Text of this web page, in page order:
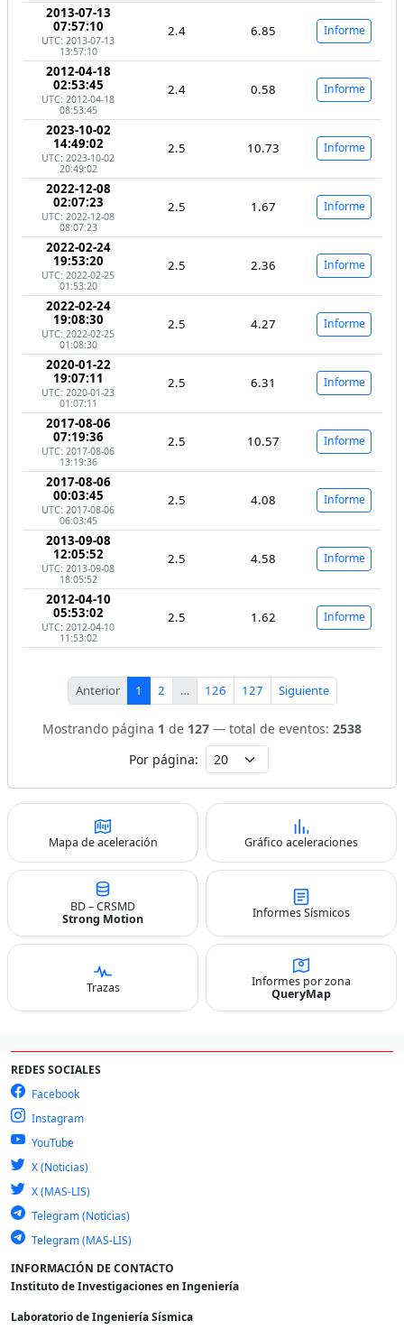
2013-07-13
07:57:10
UTC: 2013-07-13
13:57:10
2.4 6.85 Informe
2012-04-18
02:53:45
UTC: 2012-04-18
08:53:45
2.4 0.58 Informe
2023-10-02
14:49:02
UTC: 2023-10-02
20:49:02
2.5 10.73 Informe
2022-12-08
02:07:23
UTC: 2022-12-08
08:07:23
2.5 1.67 Informe
2022-02-24
19:53:20
UTC: 2022-02-25
01:53:20
2.5 2.36 Informe
2022-02-24
19:08:30
UTC: 2022-02-25
01:08:30
2.5 4.27 Informe
2020-01-22
19:07:11
UTC: 2020-01-23
01:07:11
2.5 6.31 Informe
2017-08-06
07:19:36
UTC: 2017-08-06
13:19:36
2.5 10.57 Informe
2017-08-06
00:03:45
UTC: 2017-08-06
06:03:45
2.5 4.08 Informe
2013-09-08
12:05:52
UTC: 2013-09-08
18:05:52
2.5 4.58 Informe
2012-04-10
05:53:02
UTC: 2012-04-10
11:53:02
2.5 1.62 Informe
Anterior 1 2 … 126 127 Siguiente
Mostrando página 1 de 127 — total de eventos: 2538
Por página:
Mapa de aceleración Gráfico aceleraciones
BD – CRSMD
Strong Motion
Informes Sísmicos
Trazas
Informes por zona
QueryMap
REDES SOCIALES
Facebook
Instagram
YouTube
X (Noticias)
X (MAS-LIS)
Telegram (Noticias)
Telegram (MAS-LIS)
INFORMACIÓN DE CONTACTO
Instituto de Investigaciones en Ingeniería
Laboratorio de Ingeniería Sísmica